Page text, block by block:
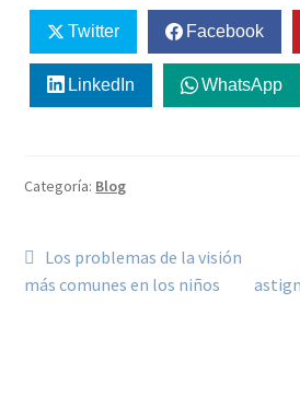
Twitter Facebook
LinkedIn WhatsApp
Categoría: Blog
Los problemas de la visión
más comunes en los niños